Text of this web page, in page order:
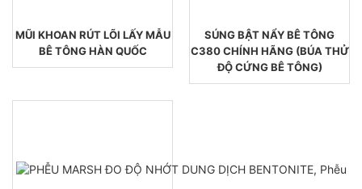
MŨI KHOAN RÚT LÕI LẤY MẪU
BÊ TÔNG HÀN QUỐC
SÚNG BẬT NẨY BÊ TÔNG
C380 CHÍNH HÃNG (BÚA THỬ
ĐỘ CỨNG BÊ TÔNG)